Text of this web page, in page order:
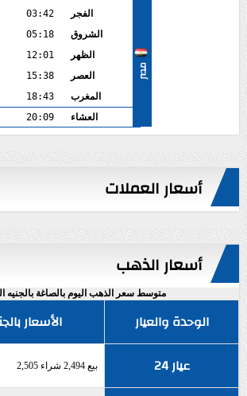
مصر
الفجر
03:42
الشروق
05:18
الظهر
12:01
العصر
15:38
المغرب
18:43
العشاء
20:09
أسعار العملات
أسعار الذهب
متوسط سعر الذهب اليوم بالصاغة بالجنيه
الوحدة والعيار
الأسعار
عيار 24
بيع 2,494 شراء 2,505